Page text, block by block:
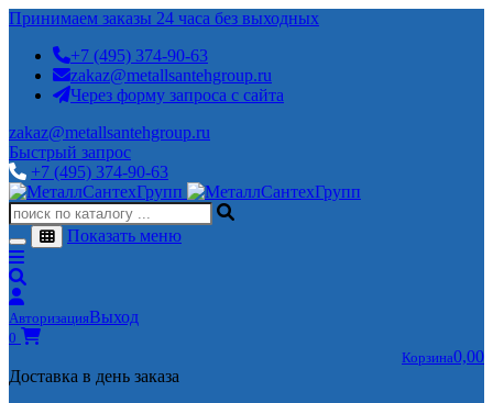
Принимаем заказы 24 часа без выходных
+7 (495) 374-90-63
zakaz@metallsantehgroup.ru
Через форму запроса с сайта
zakaz@metallsantehgroup.ru
Быстрый запрос
+7 (495) 374-90-63
Показать меню
АвторизацияВыход
0
Корзина0,00
Доставка в день заказа